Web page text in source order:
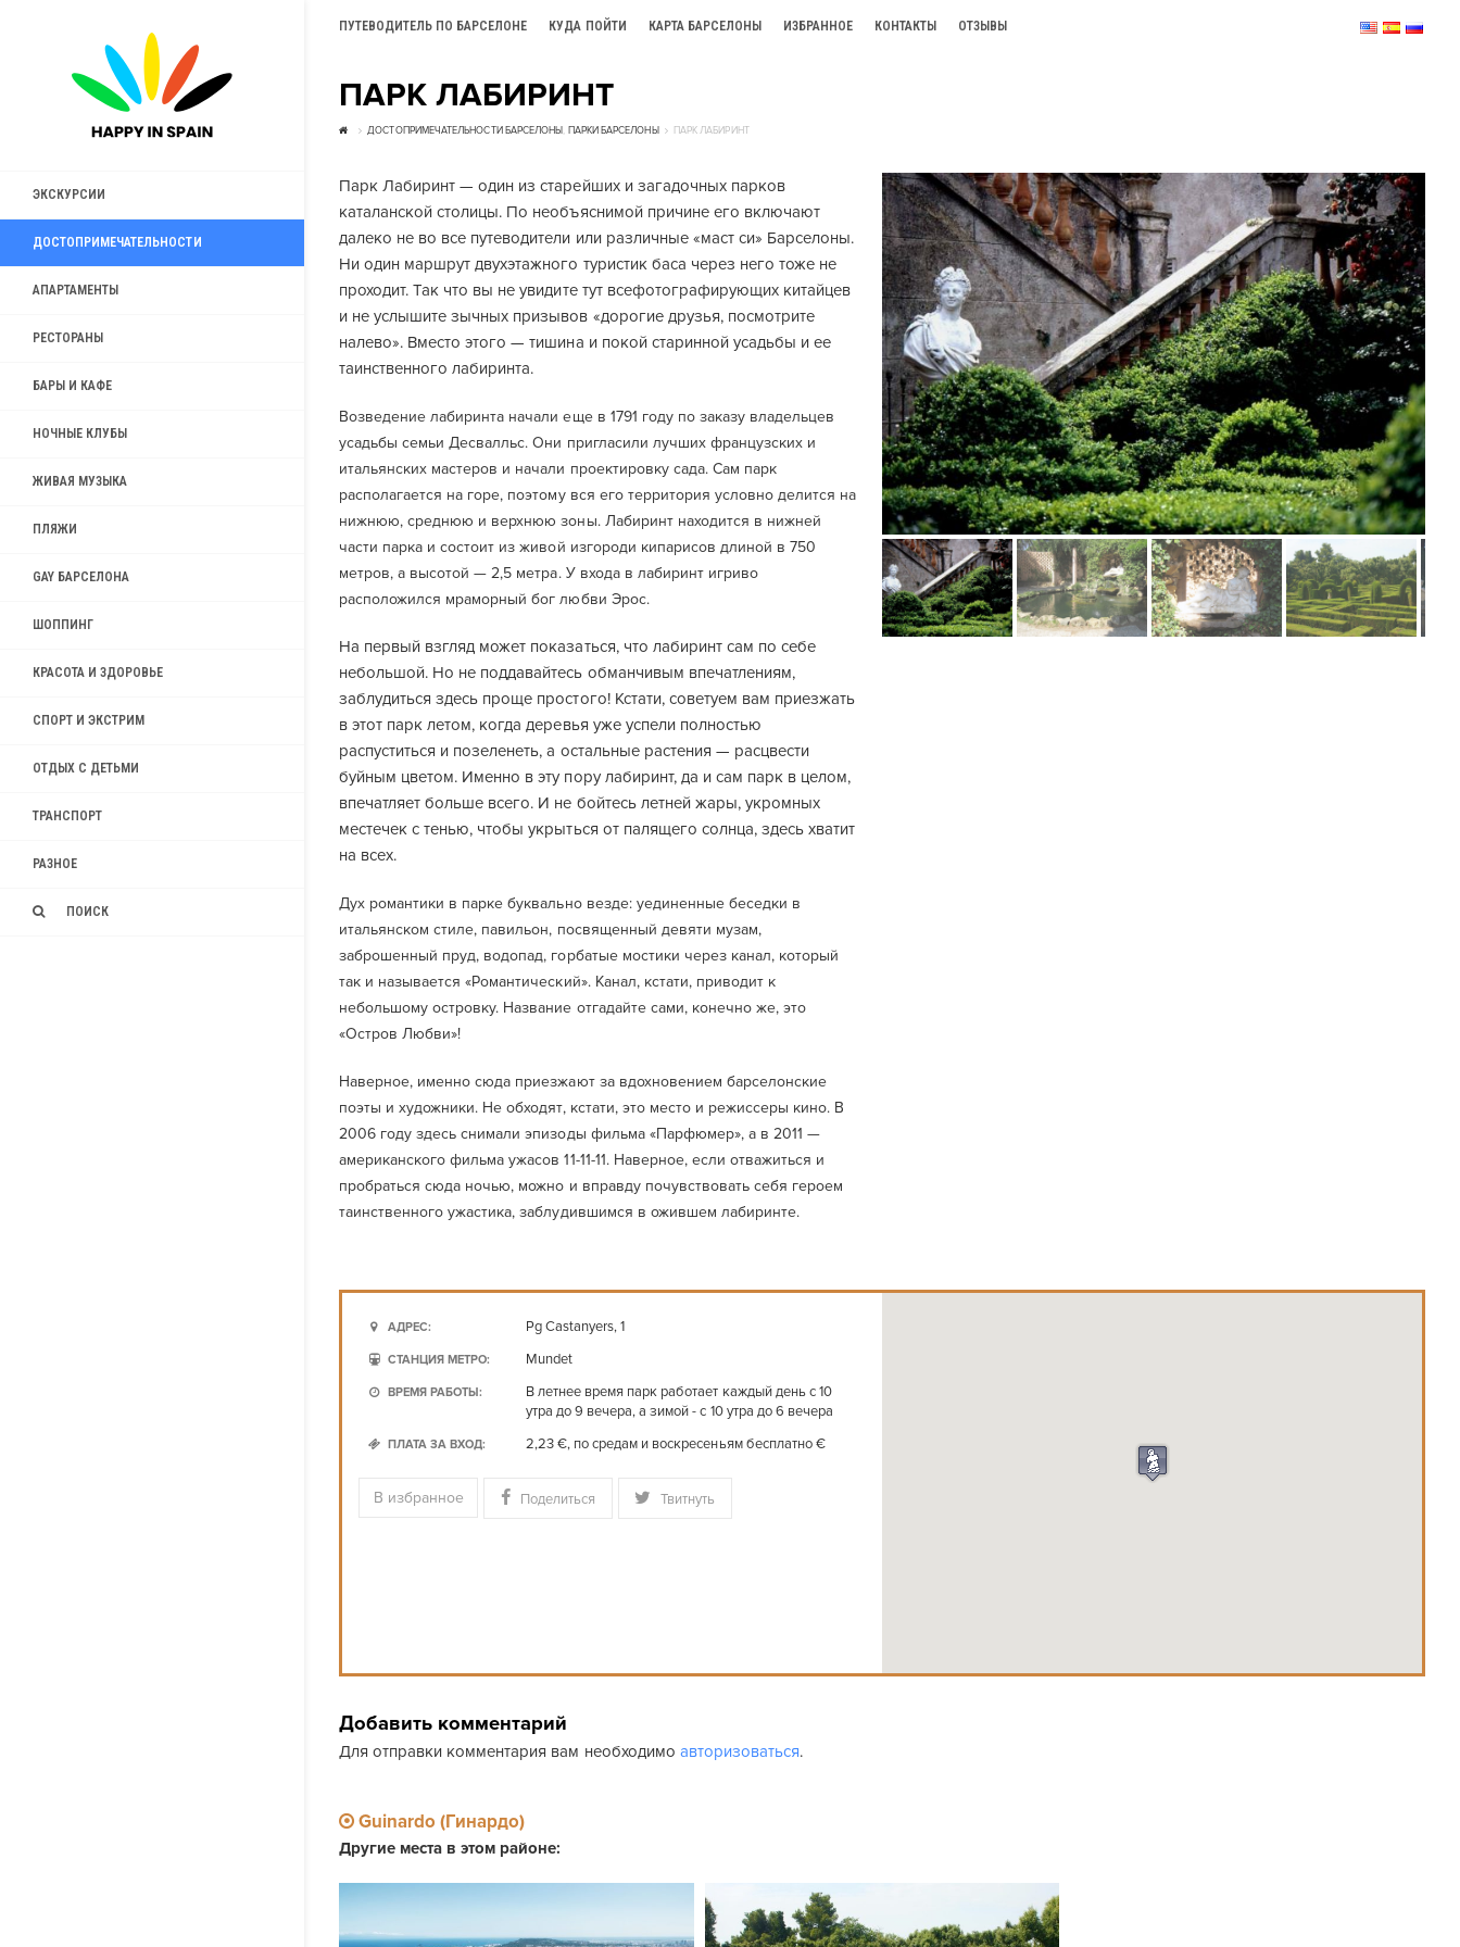
ПУТЕВОДИТЕЛЬ ПО БАРСЕЛОНЕ КУДА ПОЙТИ КАРТА БАРСЕЛОНЫ ИЗБРАННОЕ КОНТАКТЫ ОТЗЫВЫ
ЭКСКУРСИИ
ДОСТОПРИМЕЧАТЕЛЬНОСТИ
АПАРТАМЕНТЫ
РЕСТОРАНЫ
БАРЫ И КАФЕ
НОЧНЫЕ КЛУБЫ
ЖИВАЯ МУЗЫКА
ПЛЯЖИ
GAY БАРСЕЛОНА
ШОППИНГ
КРАСОТА И ЗДОРОВЬЕ
СПОРТ И ЭКСТРИМ
ОТДЫХ С ДЕТЬМИ
ТРАНСПОРТ
РАЗНОЕ
ПОИСК
ПАРК ЛАБИРИНТ
ДОСТОПРИМЕЧАТЕЛЬНОСТИ БАРСЕЛОНЫ , ПАРКИ БАРСЕЛОНЫ ПАРК ЛАБИРИНТ
Парк Лабиринт — один из старейших и загадочных парков
каталанской столицы. По необъяснимой причине его включают
далеко не во все путеводители или различные «маст си» Барселоны.
Ни один маршрут двухэтажного туристик баса через него тоже не
проходит. Так что вы не увидите тут всефотографирующих китайцев
и не услышите зычных призывов «дорогие друзья, посмотрите
налево». Вместо этого — тишина и покой старинной усадьбы и ее
таинственного лабиринта.
Возведение лабиринта начали еще в 1791 году по заказу владельцев
усадьбы семьи Десвалльс. Они пригласили лучших французских и
итальянских мастеров и начали проектировку сада. Сам парк
располагается на горе, поэтому вся его территория условно делится на
нижнюю, среднюю и верхнюю зоны. Лабиринт находится в нижней
части парка и состоит из живой изгороди кипарисов длиной в 750
метров, а высотой — 2,5 метра. У входа в лабиринт игриво
расположился мраморный бог любви Эрос.
На первый взгляд может показаться, что лабиринт сам по себе
небольшой. Но не поддавайтесь обманчивым впечатлениям,
заблудиться здесь проще простого! Кстати, советуем вам приезжать
в этот парк летом, когда деревья уже успели полностью
распуститься и позеленеть, а остальные растения — расцвести
буйным цветом. Именно в эту пору лабиринт, да и сам парк в целом,
впечатляет больше всего. И не бойтесь летней жары, укромных
местечек с тенью, чтобы укрыться от палящего солнца, здесь хватит
на всех.
Дух романтики в парке буквально везде: уединенные беседки в
итальянском стиле, павильон, посвященный девяти музам,
заброшенный пруд, водопад, горбатые мостики через канал, который
так и называется «Романтический». Канал, кстати, приводит к
небольшому островку. Название отгадайте сами, конечно же, это
«Остров Любви»!
Наверное, именно сюда приезжают за вдохновением барселонские
поэты и художники. Не обходят, кстати, это место и режиссеры кино. В
2006 году здесь снимали эпизоды фильма «Парфюмер», а в 2011 —
американского фильма ужасов 11-11-11. Наверное, если отважиться и
пробраться сюда ночью, можно и вправду почувствовать себя героем
таинственного ужастика, заблудившимся в ожившем лабиринте.
АДРЕС: Pg Castanyers, 1
СТАНЦИЯ МЕТРО: Mundet
ВРЕМЯ РАБОТЫ:
В летнее время парк работает каждый день с 10
утра до 9 вечера, а зимой - с 10 утра до 6 вечера
ПЛАТА ЗА ВХОД: 2,23 €, по средам и воскресеньям бесплатно €
В избранное Поделиться Твитнуть
Добавить комментарий
Для отправки комментария вам необходимо авторизоваться.
Guinardo (Гинардо)
Другие места в этом районе: